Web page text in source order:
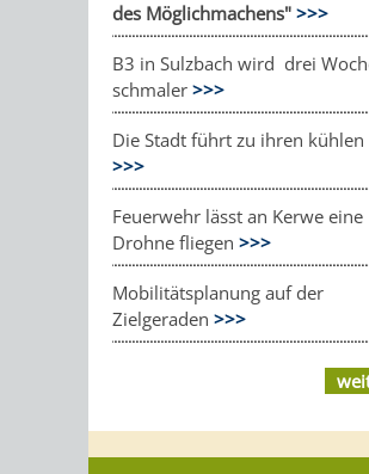
des Möglichmachens" >>>
B3 in Sulzbach wird drei
schmaler >>>
Die Stadt führt zu ihren kühlen
>>>
Feuerwehr lässt an Kerwe eine
Drohne fliegen >>>
Mobilitätsplanung auf der
Zielgeraden >>>